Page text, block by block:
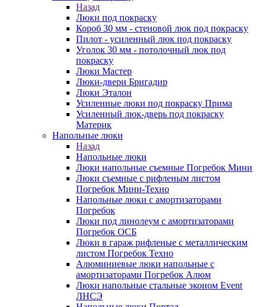
Назад
Люки под покраску
Короб 30 мм - стеновой люк под покраску
Пилот - усиленный люк под покраску
Уголок 30 мм - потолочный люк под
покраску
Люки Мастер
Люки-двери Бригадир
Люки Эталон
Усиленные люки под покраску Прима
Усиленный люк-дверь под покраску
Материк
Напольные люки
Назад
Напольные люки
Люки напольные съемные Погребок Мини
Люки съемные с рифленым листом
Погребок Мини-Техно
Напольные люки с амортизаторами
Погребок
Люки под линолеум с амортизаторами
Погребок ОСБ
Люки в гараж рифленые с металлическим
листом Погребок Техно
Алюминиевые люки напольные с
амортизаторами Погребок Алюм
Люки напольные стальные эконом Event
ЛНСЭ